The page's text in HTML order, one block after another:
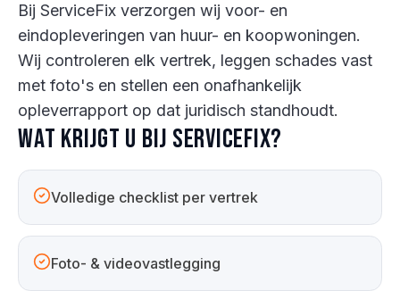
Bij ServiceFix verzorgen wij voor- en
eindopleveringen van huur- en koopwoningen.
Wij controleren elk vertrek, leggen schades vast
met foto's en stellen een onafhankelijk
opleverrapport op dat juridisch standhoudt.
Wat krijgt u bij ServiceFix?
Volledige checklist per vertrek
Foto- & videovastlegging